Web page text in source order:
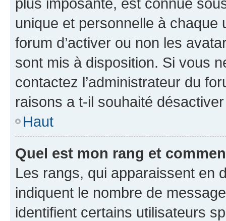
unique et personnelle à chaque
forum d’activer ou non les
sont mis à disposition. Si vous
contactez l’administrateur du
raisons a t-il souhaité
Haut
Quel est mon rang et
Les rangs, qui apparaissent en
indiquent le nombre de
identifient certains utilisateurs